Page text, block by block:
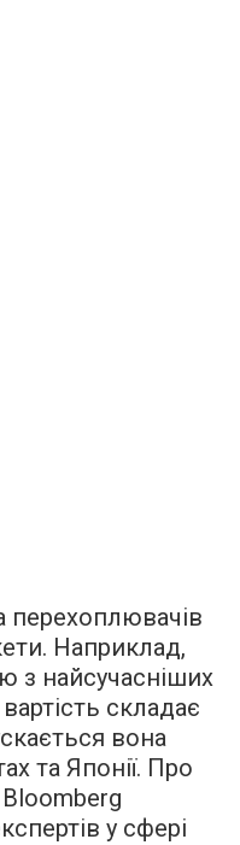
перехоплювачів
Наприклад,
з найсучасніших
складає
вона
та Японії. Про
у сфері